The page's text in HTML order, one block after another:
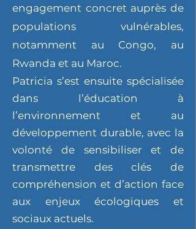
engagement concret auprès de
populations vulnérables,
notamment au Congo, au
Rwanda et au Maroc.
Patricia s’est ensuite spécialisée
dans l’éducation à
l’environnement et au
développement durable, avec la
volonté de sensibiliser et de
transmettre des clés de
compréhension et d’action face
aux enjeux écologiques et
sociaux actuels.